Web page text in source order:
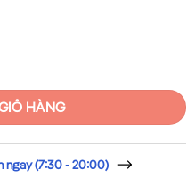
HÀNG
ngay (7:30 - 20:00)